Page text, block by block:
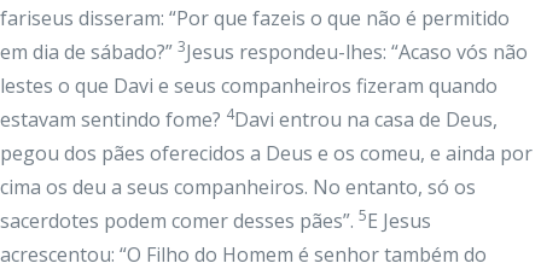
fariseus disseram: “Por que fazeis o que não é permitido
em dia de sábado?” 3Jesus respondeu-lhes: “Acaso vós não
lestes o que Davi e seus companheiros fizeram quando
estavam sentindo fome? 4Davi entrou na casa de Deus,
pegou dos pães oferecidos a Deus e os comeu, e ainda por
cima os deu a seus companheiros. No entanto, só os
sacerdotes podem comer desses pães”. 5E Jesus
acrescentou: “O Filho do Homem é senhor também do